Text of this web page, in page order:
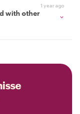
1 year ago
with other